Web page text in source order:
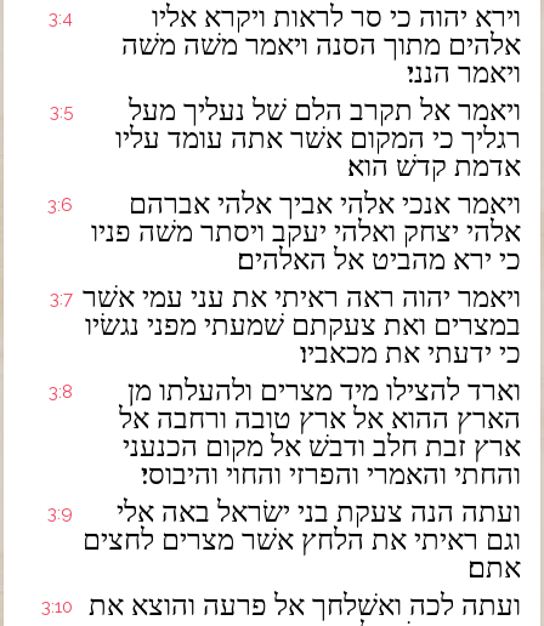
3:4
וירא יהוה כי סר לראות ויקרא אליו
אלהים מתוך הסנה ויאמר משׁה משׁה
ויאמר הנני׃
3:5
ויאמר אל תקרב הלם שׁל נעליך מעל
רגליך כי המקום אשׁר אתה עומד עליו
אדמת קדשׁ הוא׃
3:6
ויאמר אנכי אלהי אביך אלהי אברהם
אלהי יצחק ואלהי יעקב ויסתר משׁה פניו
כי ירא מהביט אל האלהים׃
3:7 ויאמר יהוה ראה ראיתי את עני עמי אשׁר
במצרים ואת צעקתם שׁמעתי מפני נגשׂיו
כי ידעתי את מכאביו׃
3:8
וארד להצילו מיד מצרים ולהעלתו מן
הארץ ההוא אל ארץ טובה ורחבה אל
ארץ זבת חלב ודבשׁ אל מקום הכנעני
והחתי והאמרי והפרזי והחוי והיבוסי׃
3:9
ועתה הנה צעקת בני ישׂראל באה אלי
וגם ראיתי את הלחץ אשׁר מצרים לחצים
אתם׃
3:10
ועתה לכה ואשׁלחך אל פרעה והוצא את